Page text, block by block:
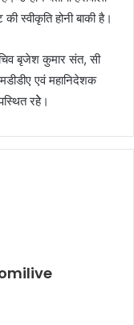
स्वीकृति होनी बाकी है।
बृजेश कुमार संत, सी
एवं महानिदेशक
रहेे।